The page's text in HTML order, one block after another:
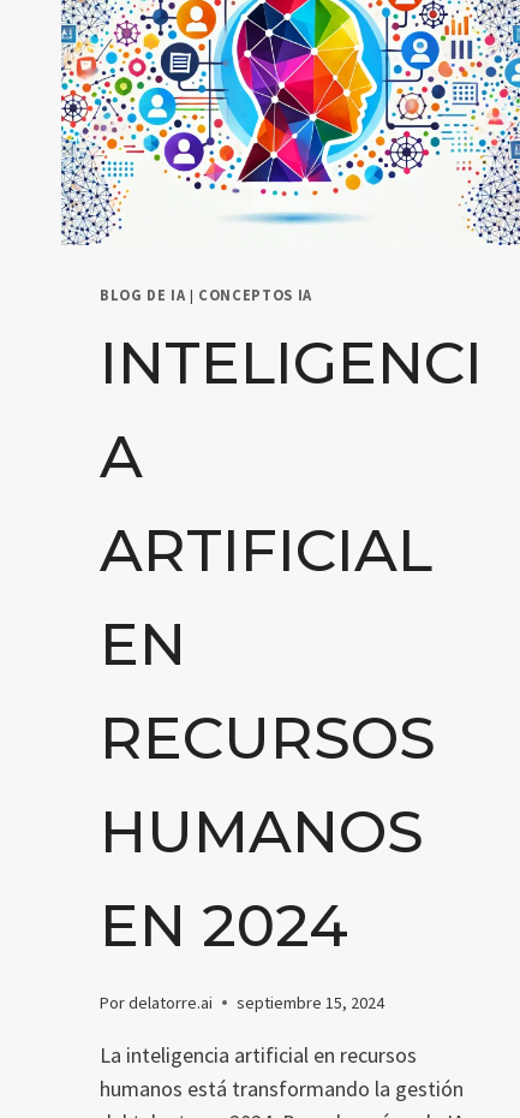
BLOG DE IA | CONCEPTOS IA
INTELIGENCI
A
ARTIFICIAL
EN
RECURSOS
HUMANOS
EN 2024
Pordelatorre.ai septiembre 15, 2024
La inteligencia artificial en recursos
humanos está transformando la gestión